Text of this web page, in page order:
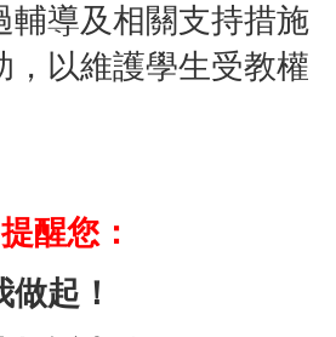
輔導及相關支持措施
，以維護學生受教權
醒您：
起！